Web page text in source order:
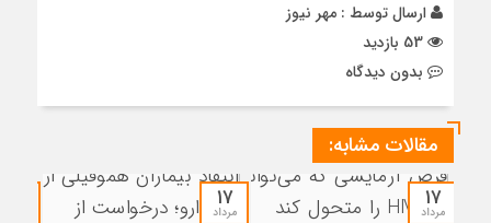
ارسال توسط : مهر نیوز
بدون دیدگاه
مقالات مشابه:
۱۷
مرداد ۱۷
مرداد